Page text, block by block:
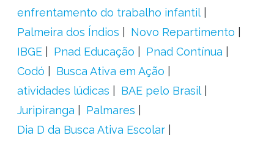
enfrentamento do trabalho infantil
Palmeira dos Índios
Novo Repartimento
IBGE
Pnad Educação
Pnad Contínua
Codó
Busca Ativa em Ação
atividades lúdicas
BAE pelo Brasil
Juripiranga
Palmares
Dia D da Busca Ativa Escolar